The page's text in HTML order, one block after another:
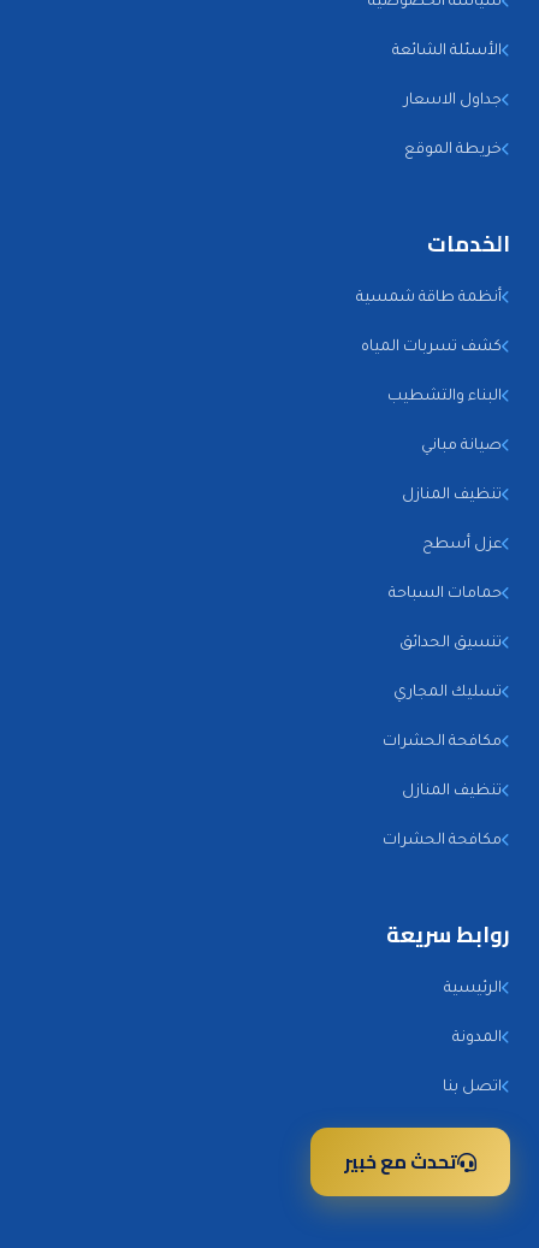
الأسئلة الشائعة
جداول الاسعار
خريطة الموقع
الخدمات
أنظمة طاقة شمسية
كشف تسربات المياه
البناء والتشطيب
صيانة مباني
تنظيف المنازل
عزل أسطح
حمامات السباحة
تنسيق الحدائق
تسليك المجاري
مكافحة الحشرات
تنظيف المنازل
مكافحة الحشرات
روابط سريعة
الرئيسية
المدونة
اتصل بنا
تحدث مع خبير